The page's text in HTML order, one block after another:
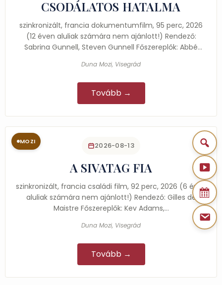
CSODÁLATOS HATALMA
szinkronizált, francia dokumentumfilm, 95 perc, 2026
(12 éven aluliak számára nem ajánlott!) Rendező:
Sabrina Gunnell, Steven Gunnell Főszereplők: Abbé
Duna Mozi, Visegrád
Tovább →
MOZI 2026-08-13
A SIVATAG FIA
szinkronizált, francia családi film, 92 perc, 2026 (6 éven
aluliak számára nem ajánlott!) Rendező: Gilles de
Maistre Főszereplők: Kev Adams,…
Duna Mozi, Visegrád
Tovább →